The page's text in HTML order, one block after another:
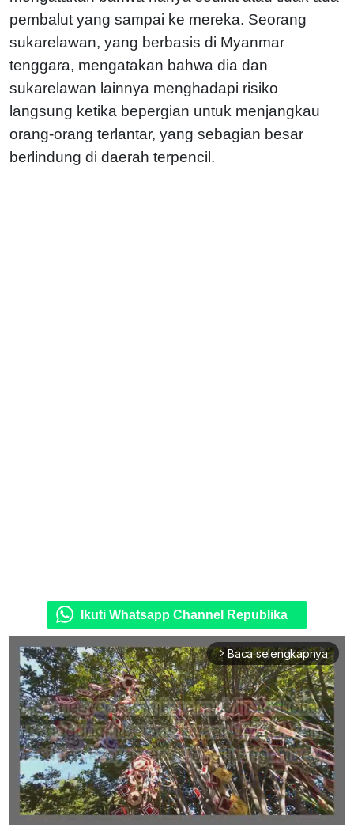
pembalut yang sampai ke mereka. Seorang
sukarelawan, yang berbasis di Myanmar
tenggara, mengatakan bahwa dia dan
sukarelawan lainnya menghadapi risiko
langsung ketika bepergian untuk menjangkau
orang-orang terlantar, yang sebagian besar
berlindung di daerah terpencil.
Ikuti Whatsapp Channel Republika
arrow_forward_ios Baca selengkapnya